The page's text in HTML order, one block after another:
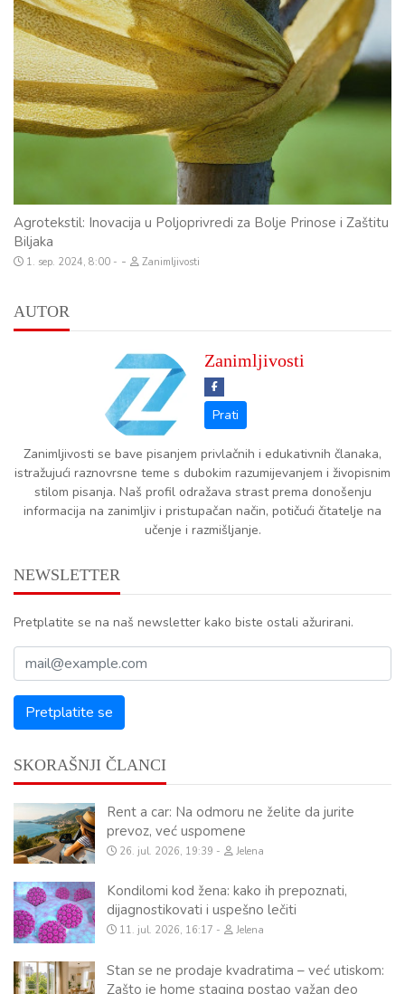
Agrotekstil: Inovacija u Poljoprivredi za Bolje Prinose i Zaštitu
Biljaka
1. sep. 2024, 8:00 - Zanimljivosti
AUTOR
Zanimljivosti
Zanimljivosti se bave pisanjem privlačnih i edukativnih članaka,
istražujući raznovrsne teme s dubokim razumijevanjem i živopisnim
stilom pisanja. Naš profil odražava strast prema donošenju
informacija na zanimljiv i pristupačan način, potičući čitatelje na
učenje i razmišljanje.
NEWSLETTER
Pretplatite se na naš newsletter kako biste ostali ažurirani.
SKORAŠNJI ČLANCI
Rent a car: Na odmoru ne želite da jurite
prevoz, već uspomene
26. jul. 2026, 19:39 Jelena
Kondilomi kod žena: kako ih prepoznati,
dijagnostikovati i uspešno lečiti
11. jul. 2026, 16:17 Jelena
Stan se ne prodaje kvadratima – već utiskom:
Zašto je home staging postao važan deo